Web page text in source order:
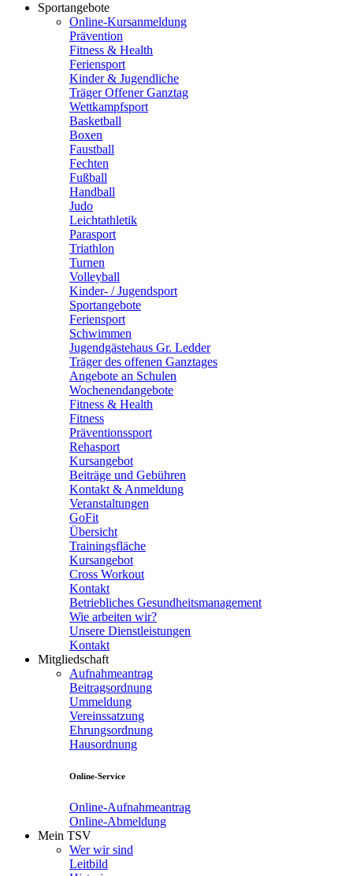
Sportangebote
Online-Kursanmeldung
Prävention
Fitness & Health
Feriensport
Kinder & Jugendliche
Träger Offener Ganztag
Wettkampfsport
Basketball
Boxen
Faustball
Fechten
Fußball
Handball
Judo
Leichtathletik
Parasport
Triathlon
Turnen
Volleyball
Kinder- / Jugendsport
Sportangebote
Feriensport
Schwimmen
Jugendgästehaus Gr. Ledder
Träger des offenen Ganztages
Angebote an Schulen
Wochenendangebote
Fitness & Health
Fitness
Präventionssport
Rehasport
Kursangebot
Beiträge und Gebühren
Kontakt & Anmeldung
Veranstaltungen
GoFit
Übersicht
Trainingsfläche
Kursangebot
Cross Workout
Kontakt
Betriebliches Gesundheitsmanagement
Wie arbeiten wir?
Unsere Dienstleistungen
Kontakt
Mitgliedschaft
Aufnahmeantrag
Beitragsordnung
Ummeldung
Vereinssatzung
Ehrungsordnung
Hausordnung
Online-Service
Online-Aufnahmeantrag
Online-Abmeldung
Mein TSV
Wer wir sind
Leitbild